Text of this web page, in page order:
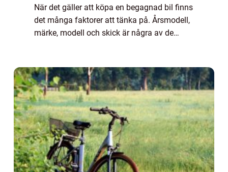
När det gäller att köpa en begagnad bil finns
det många faktorer att tänka på. Årsmodell,
märke, modell och skick är några av de